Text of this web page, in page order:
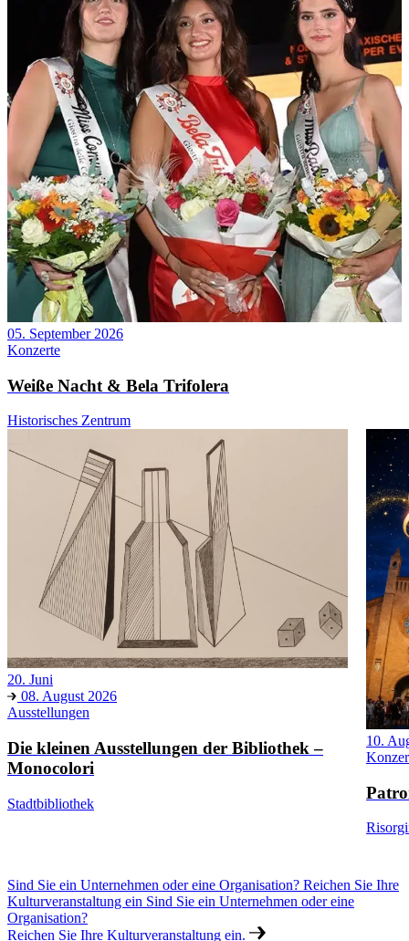
05. September 2026
Konzerte
Weiße Nacht & Bela Trifolera
Historisches Zentrum
20. Juni
08. August 2026
Ausstellungen
Die kleinen Ausstellungen der Bibliothek –
Monocolori
Stadtbibliothek
10.
Sind Sie ein Unternehmen oder eine Organisation? Reichen Sie Ihre
Kulturveranstaltung ein Sind Sie ein Unternehmen oder eine
Organisation?
Reichen Sie Ihre Kulturveranstaltung ein.